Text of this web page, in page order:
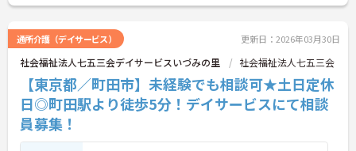
通所介護（デイサービス） 更新日：2026年03月30日
社会福祉法人七五三会デイサービスいづみの里 社会福祉法人七五三会
【東京都／町田市】未経験でも相談可★土日定休
日◎町田駅より徒歩5分！デイサービスにて相談
員募集！